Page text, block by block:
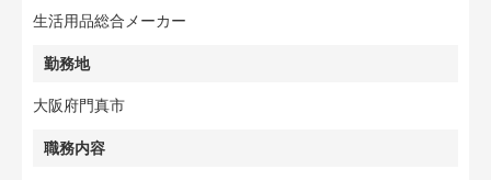
生活用品総合メーカー
勤務地
大阪府門真市
職務内容